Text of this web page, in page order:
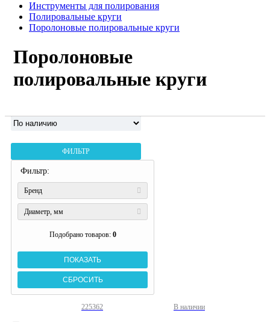
Инструменты для полирования
Полировальные круги
Поролоновые полировальные круги
Поролоновые
полировальные круги
ФИЛЬТР
Фильтр:
Бренд
Диаметр, мм
Подобрано товаров: 0
225362 В наличии